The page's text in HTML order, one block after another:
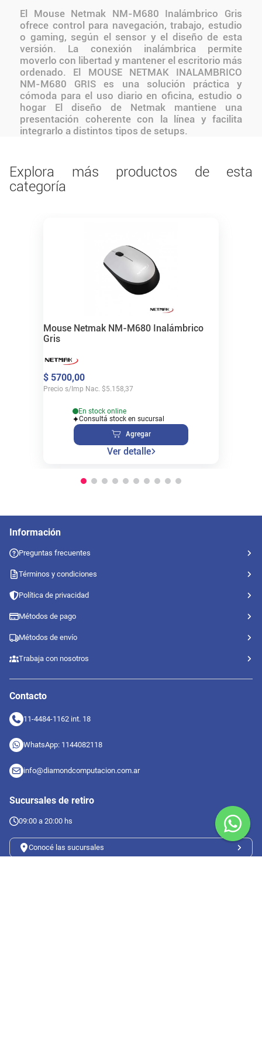
El Mouse Netmak NM-M680 Inalámbrico Gris
ofrece control para navegación, trabajo, estudio
o gaming, según el sensor y el diseño de esta
versión. La conexión inalámbrica permite
moverlo con libertad y mantener el escritorio más
ordenado. El MOUSE NETMAK INALAMBRICO
NM-M680 GRIS es una solución práctica y
cómoda para el uso diario en oficina, estudio o
hogar El diseño de Netmak mantiene una
presentación coherente con la línea y facilita
integrarlo a distintos tipos de setups.
Explora más productos de esta
categoría
Mouse Netmak NM-M680 Inalámbrico
Gris
$ 5700,00
Precio s/Imp Nac. $5.158,37
En stock online
Consultá stock en sucursal
Agregar
Ver detalle
Información
Preguntas frecuentes
Términos y condiciones
Política de privacidad
Métodos de pago
Métodos de envío
Trabaja con nosotros
Contacto
11-4484-1162 int. 18
WhatsApp: 1144082118
info@diamondcomputacion.com.ar
Sucursales de retiro
09:00 a 20:00 hs
Conocé las sucursales